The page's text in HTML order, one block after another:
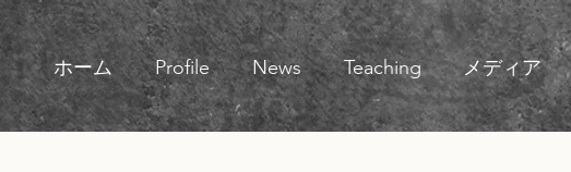
ホーム Profile News Teaching メディア